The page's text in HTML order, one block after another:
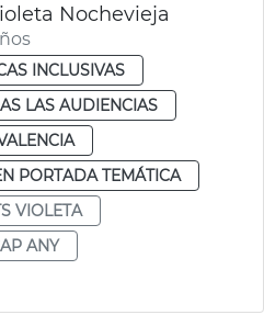
Nochevieja
INCLUSIVAS
LAS AUDIENCIAS
PORTADA TEMÁTICA
VIOLETA
ANY